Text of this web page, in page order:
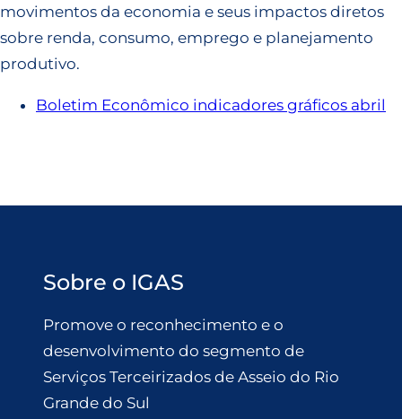
movimentos da economia e seus impactos diretos
sobre renda, consumo, emprego e planejamento
produtivo.
Boletim Econômico indicadores gráficos abril
Sobre o IGAS
Promove o reconhecimento e o
desenvolvimento do segmento de
Serviços Terceirizados de Asseio do Rio
Grande do Sul